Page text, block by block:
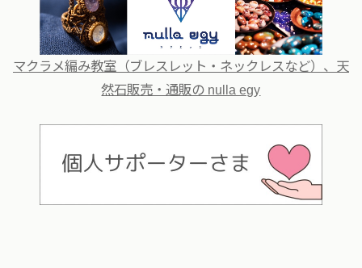
マクラメ編み教室（ブレスレット・ネックレスなど）、天
然石販売・通販の nulla egy